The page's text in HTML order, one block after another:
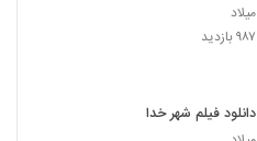
میلاد
۹۸۷ بازدید
دانلود فیلم شهر خدا